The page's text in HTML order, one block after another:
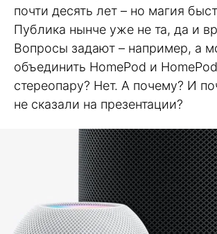
почти десять лет – но магия
Публика нынче уже не та, да и
Вопросы задают – например, а
объединить HomePod и
стереопару? Нет. А почему? И
не сказали на презентации?